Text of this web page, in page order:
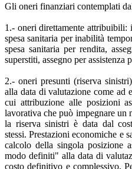
Gli oneri finanziari contemplati
1.- oneri direttamente attribuibili:
spesa sanitaria per inabilità
spesa sanitaria per rendita,
superstiti, assegno per assistenza
2.- oneri presunti (riserva
alla data di valutazione come ad
cui attribuzione alle posizioni
lavorativa che può impegnare un
la riserva sinistri è data dal
stessi. Prestazioni economiche e
calcolo della singola posizione
modo definiti" alla data di
costo definitivo e complessivo.